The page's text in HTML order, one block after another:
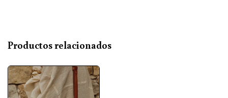
Productos relacionados